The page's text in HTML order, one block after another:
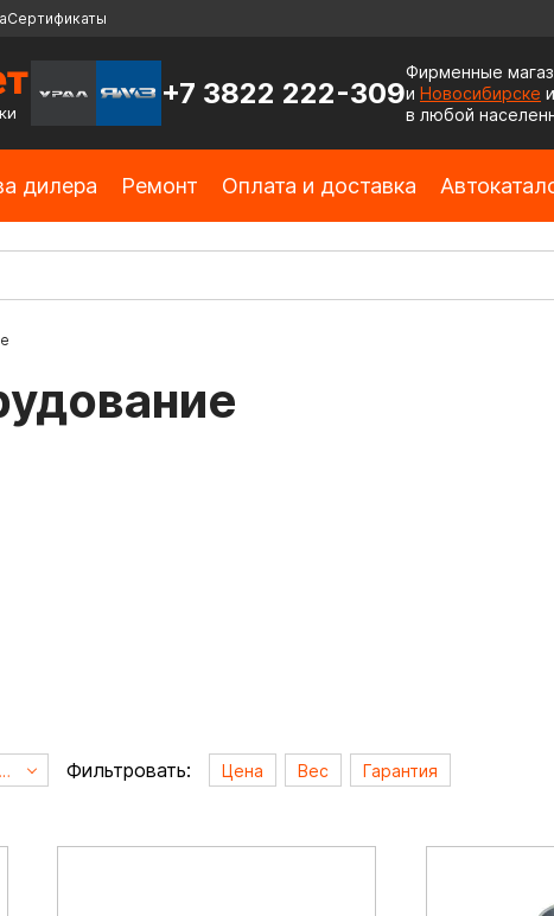
Сертификаты
+7 3822 222-309
Фирменные
и Новосибирске
в любой
дилера Ремонт Оплата и доставка
По наименованию А->Я Фильтровать: Цена Вес Гарантия